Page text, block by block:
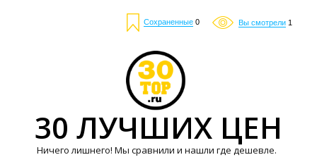
Сохраненные 0 Вы смотрели 1
30 ЛУЧШИХ ЦЕН
Ничего лишнего! Мы сравнили и нашли где дешевле.